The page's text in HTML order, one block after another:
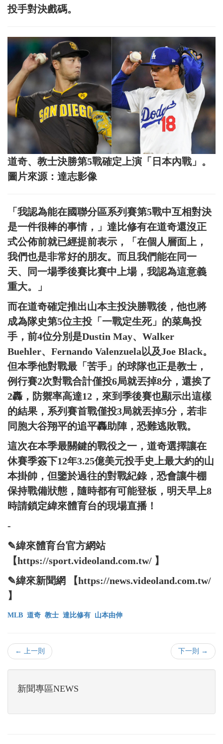
投手對決戲碼。
道奇、教士決勝第5戰確定上演「日本內戰」。
圖片來源：達志影像
「我認為能在國聯分區系列賽第5戰中互相對決
是一件很棒的事情，」達比修有在道奇還沒正
式公佈前就已經提前表示，「在個人層面上，
我們也是非常好的朋友。而且我們能在同一
天、同一場季後賽比賽中上場，我認為這意義
重大。」
而在道奇確定推出山本主投決勝戰後，他也將
成為隊史第5位主投「一戰定生死」的菜鳥投
手，前4位分別是Dustin May、Walker
Buehler、Fernando Valenzuela以及Joe Black。
但本季他對戰最「苦手」的球隊也正是教士，
例行賽2次對戰合計僅投6局就丟掉8分，還挨了
2轟，防禦率高達12，來到季後賽也顯示出這樣
的結果，系列賽首戰僅投3局就丟掉5分，若非
同胞大谷翔平的追平轟助陣，恐難逃敗戰。
這次在本季最關鍵的戰役之一，道奇選擇讓在
休賽季簽下12年3.25億美元投手史上最大約的山
本掛帥，但鑒於過往的對戰紀錄，恐會讓牛棚
保持戰備狀態，隨時都有可能登板，明天早上8
時請鎖定緯來體育台的現場直播！
-
✎緯來體育台官方網站
【https://sport.videoland.com.tw/ 】
✎緯來新聞網 【https://news.videoland.com.tw/
】
MLB 道奇 教士 達比修有 山本由伸
← 上一則 下一則 →
新聞專區NEWS